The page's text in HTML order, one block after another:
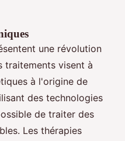
une révolution
traitements visent à
à l'origine de
des technologies
de traiter des
Les thérapies